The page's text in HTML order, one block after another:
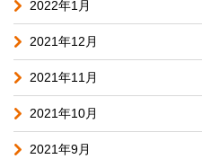
2022年1月
2021年12月
2021年11月
2021年10月
2021年9月